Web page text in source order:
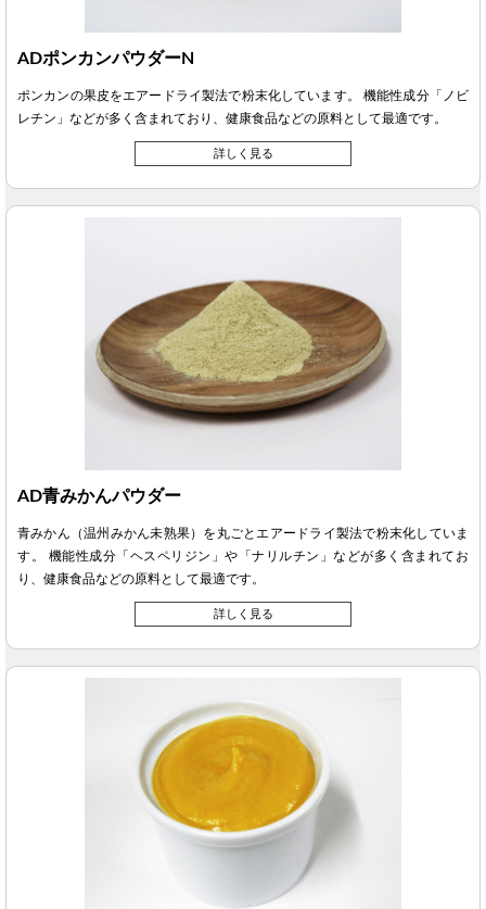
ADポンカンパウダーN
ポンカンの果皮をエアードライ製法で粉末化しています。 機能性成分「ノビ
レチン」などが多く含まれており、健康食品などの原料として最適です。
詳しく見る
AD青みかんパウダー
青みかん（温州みかん未熟果）を丸ごとエアードライ製法で粉末化していま
す。 機能性成分「ヘスペリジン」や「ナリルチン」などが多く含まれてお
り、健康食品などの原料として最適です。
詳しく見る